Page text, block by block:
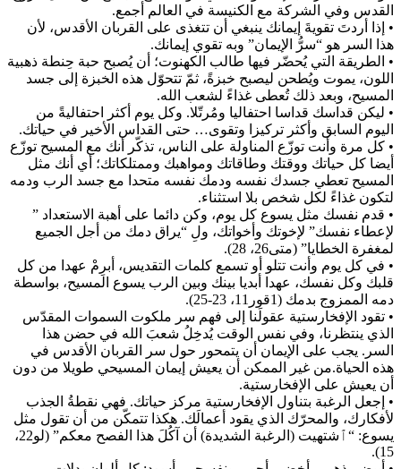
القدس وفي الشركة مع الكنيسة في العالم أجمع.
• إذا أردتَ تقويةَ إيمانك ينبغي أن تتغذى على القربان الأقدس، لأن
هذا السر هو “سرُّ الإيمان” وبه تقوي إيمانك.
• الطريقة التي يُحضّر فيها طالب الكهنوت؛ أن يُصبح حبة حِنطة ذهبية
اللون، يموت ويُطحن ليصبح خبزةً، ثمّ تتحوّل هذه الخبزة إلى جسد
المسيح، وبعد ذلك تُعطى غذاءً لشعب الله.
• ليكن قداسك قداسا احتفاليا ومُرتّلا. وكل يوم أكثر احتفاليةً من
اليوم السابق وأكثر تركيزا وتقوى… حتى القداس الأخير في حياتك.
• كل مرة وأنت توزّع المناولة على الناس، تذكّر أنك مع المسيح توزّع
أيضا كل حياتك ووقتك وطاقاتك ومواهبك وممتلكاتك؛ أي أنك مثل
المسيح تعطي جسدك نفسه ودمك نفسه متحدا مع جسد الرب ودمه
لتكون غذاءً لكل شخص بلا استثناء.
• قدم نفسك مثل يسوع كل يوم، وكن دائما على أهبة الاستعداد ”
لإعطاء نفسك” لإخوتك وأخواتك، ولِ “يراق دمك من أجل الجميع
لمغفرة الخطايا” (متى26، 28).
• في كل يوم وأنت تتلو أو تسمع كلمات التقديس، أبرِمْ عهدا من كل
قلبك وكل نفسك، عهدا أبديا بينك وبين الرب يسوع المسيح، بواسطة
دمه الممزوج بدمك (1قور11، 23-25).
• تقود الإفخارستية عقولَنا إلى فهم سر ملكوت السموات المقدّس
الذي ينتظرنا، وفي نفس الوقت يُدخِلُ شعبَ الله في حضن هذا
السر. يجب على الإيمان أن يتمحور حول سر القربان الأقدس في
هذه الحياة.من غير الممكن أن يعيش إيمان المسيحي طويلا من دون
أن يعيش على الإفخارستية.
• إجعل الرغبة بتناول الإفخارستية مركز حياتك. فهي نقطةُ الجذب
لأفكارك، والمحرّك الذي يقود أعمالَك. هكذا تتمكّن من أن تقول مثل
يسوع: “ٱشتهيت (الرغبة الشديدة) أن آكُلَ هذا الفصح معكم” (لو22،
15).